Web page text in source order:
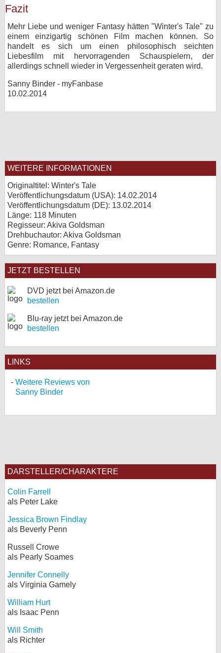
Fazit
Mehr Liebe und weniger Fantasy hätten "Winter's Tale" zu
einem einzigartig schönen Film machen können. So
handelt es sich um einen philosophisch seichten
Liebesfilm mit hervorragenden Schauspielern, der
allerdings schnell wieder in Vergessenheit geraten wird.
Sanny Binder - myFanbase
10.02.2014
WEITERE INFORMATIONEN
Originaltitel: Winter's Tale
Veröffentlichungsdatum (USA): 14.02.2014
Veröffentlichungsdatum (DE): 13.02.2014
Länge: 118 Minuten
Regisseur: Akiva Goldsman
Drehbuchautor: Akiva Goldsman
Genre: Romance, Fantasy
JETZT BESTELLEN
DVD jetzt bei Amazon.de
bestellen
Blu-ray jetzt bei Amazon.de
bestellen
LINKS
Weitere Reviews von
Sanny Binder
DARSTELLER/CHARAKTERE
Colin Farrell
als Peter Lake
Jessica Brown Findlay
als Beverly Penn
Russell Crowe
als Pearly Soames
Jennifer Connelly
als Virginia Gamely
William Hurt
als Isaac Penn
Will Smith
als Richter